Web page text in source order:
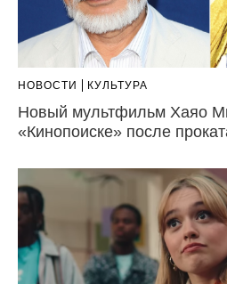
НОВОСТИ КУЛЬТУРА
Новый мультфильм Хаяо
«Кинопоиске» после